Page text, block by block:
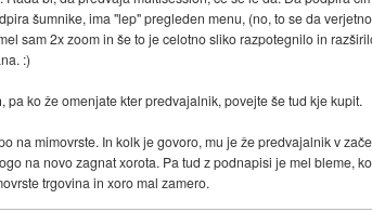
šumnike, ima "lep" pregleden menu, (no, to se da
sam 2x zoom in še to je celotno sliko razpotegnilo in
:)
pa ko že omenjate kter predvajalnik, povejte še tud kje kupit.
na mimovrste. In kolk je govoro, mu je že predvajalnik v
na novo zagnat xorota. Pa tud z podnapisi je mel bleme,
trgovina in xoro mal zamero.